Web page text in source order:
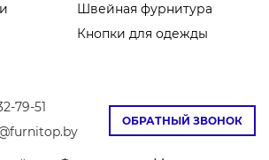
Швейная фурнитура
Кнопки для одежды
ОБРАТНЫЙ ЗВОНОК
79-51